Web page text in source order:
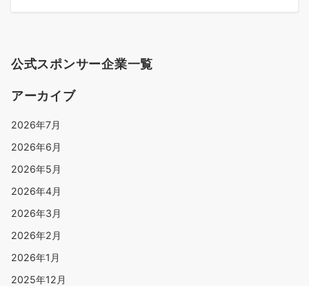
公式スポンサー企業一覧
アーカイブ
2026年7月
2026年6月
2026年5月
2026年4月
2026年3月
2026年2月
2026年1月
2025年12月